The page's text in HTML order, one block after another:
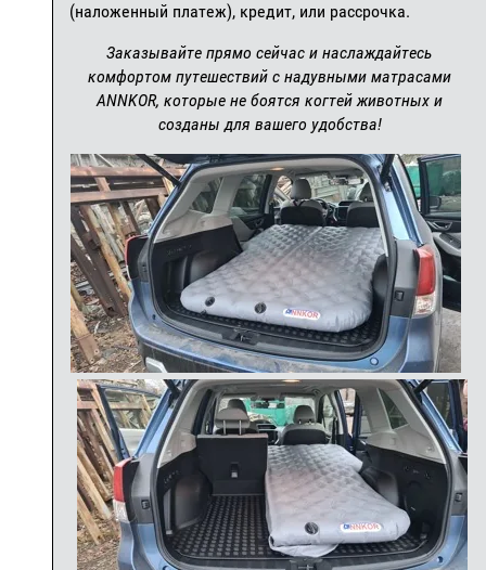
(наложенный платеж), кредит, или рассрочка.
Заказывайте прямо сейчас и наслаждайтесь
комфортом путешествий с надувными матрасами
ANNKOR, которые не боятся когтей животных и
созданы для вашего удобства!